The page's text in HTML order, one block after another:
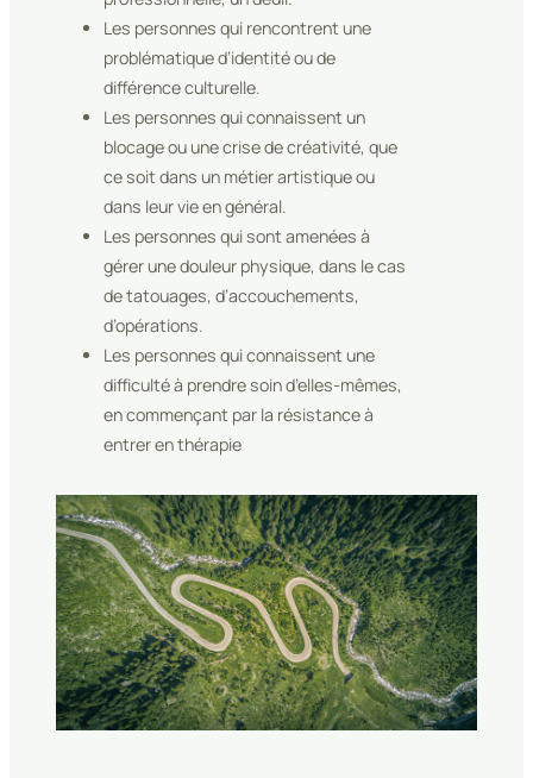
Les personnes qui rencontrent une
problématique d’identité ou de
différence culturelle.
Les personnes qui connaissent un
blocage ou une crise de créativité, que
ce soit dans un métier artistique ou
dans leur vie en général.
Les personnes qui sont amenées à
gérer une douleur physique, dans le cas
de tatouages, d’accouchements,
d’opérations.
Les personnes qui connaissent une
difficulté à prendre soin d’elles-mêmes,
en commençant par la résistance à
entrer en thérapie